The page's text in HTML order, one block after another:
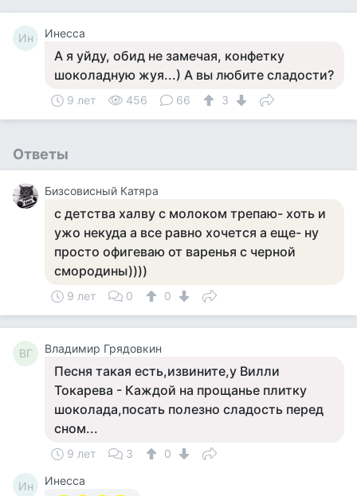
Ин Инесса
А я уйду, обид не замечая, конфетку
шоколадную жуя...) А вы любите сладости?
9 лет 456 66 3
Ответы
Бизсовисный Катяра
с детства халву с молоком трепаю- хоть и
ужо некуда а все равно хочется а еще- ну
просто офигеваю от варенья с черной
смородины))))
9 лет 0 0
ВГ Владимир Грядовкин
Песня такая есть,извините,у Вилли
Токарева - Каждой на прощанье плитку
шоколада,посать полезно сладость перед
сном...
9 лет 3 0
Ин
Инесса